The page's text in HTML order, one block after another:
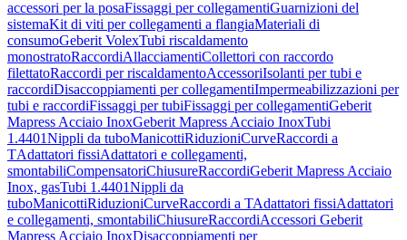
accessori per la posaFissaggi per collegamentiGuarnizioni del
sistemaKit di viti per collegamenti a flangiaMateriali di
consumoGeberit VolexTubi riscaldamento
monostratoRaccordiAllacciamentiCollettori con raccordo
filettatoRaccordi per riscaldamentoAccessoriIsolanti per tubi e
raccordiDisaccoppiamenti per collegamentiImpermeabilizzazioni per
tubi e raccordiFissaggi per tubiFissaggi per collegamentiGeberit
Mapress Acciaio InoxGeberit Mapress Acciaio InoxTubi
1.4401Nippli da tuboManicottiRiduzioniCurveRaccordi a
TAdattatori fissiAdattatori e collegamenti,
smontabiliCompensatoriChiusureRaccordiGeberit Mapress Acciaio
Inox, gasTubi 1.4401Nippli da
tuboManicottiRiduzioniCurveRaccordi a TAdattatori fissiAdattatori
e collegamenti, smontabiliChiusureRaccordiAccessori Geberit
Mapress Acciaio InoxDisaccoppiamenti per